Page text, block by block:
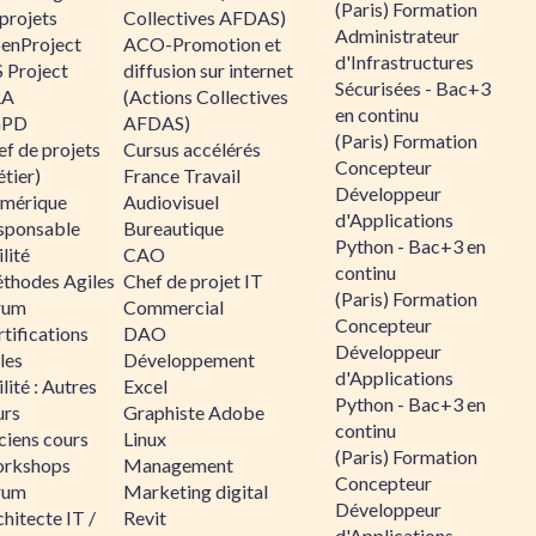
Project
de projets
Agiles
: Autres
cours
IT /
Collectives AFDAS)
ACO-Promotion et
diffusion sur internet
(Actions Collectives
AFDAS)
Cursus accélérés
France Travail
Audiovisuel
Bureautique
CAO
Chef de projet IT
Commercial
DAO
Développement
Excel
Graphiste Adobe
Linux
Management
Marketing digital
Revit
(Paris) Formation
Administrateur
d'Infrastructures
Sécurisées - Bac+3
en continu
(Paris) Formation
Concepteur
Développeur
d'Applications
Python - Bac+3 en
continu
(Paris) Formation
Concepteur
Développeur
d'Applications
Python - Bac+3 en
continu
(Paris) Formation
Concepteur
Développeur